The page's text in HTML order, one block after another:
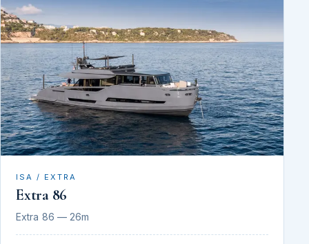
ISA / EXTRA
Extra 86
Extra 86 — 26m